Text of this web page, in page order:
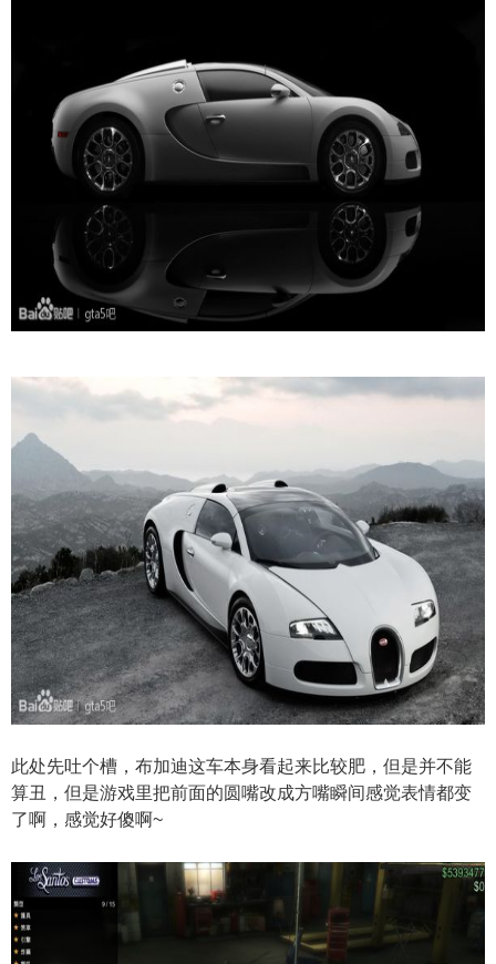
此处先吐个槽，布加迪这车本身看起来比较肥，但是并不能
算丑，但是游戏里把前面的圆嘴改成方嘴瞬间感觉表情都变
了啊，感觉好傻啊~